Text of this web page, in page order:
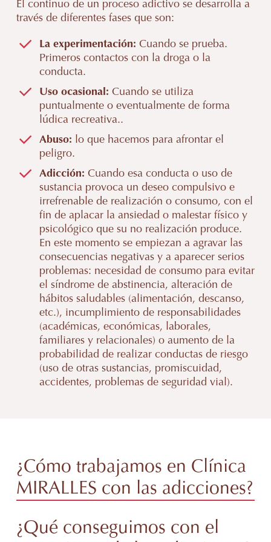
El continuo de un proceso adictivo se desarrolla a
través de diferentes fases que son:
La experimentación: Cuando se prueba.
Primeros contactos con la droga o la
conducta.
Uso ocasional: Cuando se utiliza
puntualmente o eventualmente de forma
lúdica recreativa..
Abuso: lo que hacemos para afrontar el
peligro.
Adicción: Cuando esa conducta o uso de
sustancia provoca un deseo compulsivo e
irrefrenable de realización o consumo, con el
fin de aplacar la ansiedad o malestar físico y
psicológico que su no realización produce.
En este momento se empiezan a agravar las
consecuencias negativas y a aparecer serios
problemas: necesidad de consumo para evitar
el síndrome de abstinencia, alteración de
hábitos saludables (alimentación, descanso,
etc.), incumplimiento de responsabilidades
(académicas, económicas, laborales,
familiares y relacionales) o aumento de la
probabilidad de realizar conductas de riesgo
(uso de otras sustancias, promiscuidad,
accidentes, problemas de seguridad vial).
¿Cómo trabajamos en Clínica
MIRALLES con las adicciones?
La intervención en adicciones tiene como
objetivo principal el ayudar a las personas a
¿Qué conseguimos con el